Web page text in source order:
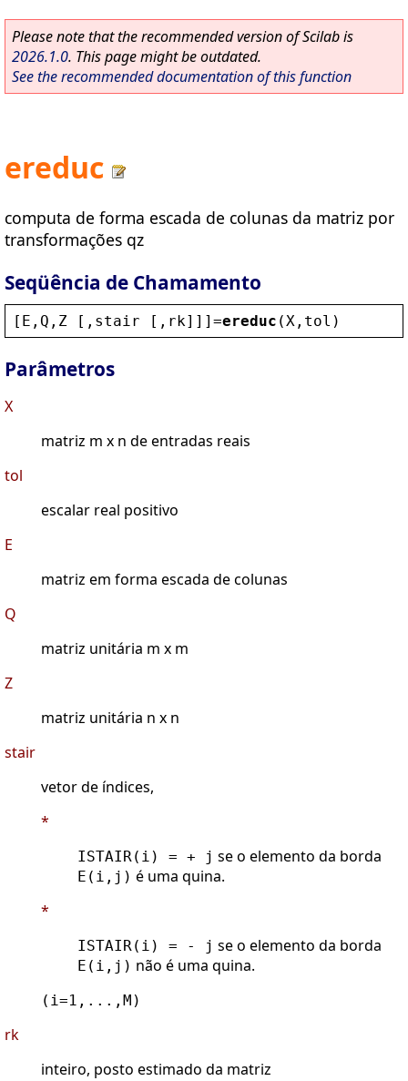
Please note that the recommended version of Scilab is
2026.1.0. This page might be outdated.
See the recommended documentation of this function
ereduc
computa de forma escada de colunas da matriz por
transformações qz
Seqüência de Chamamento
[ E , Q , Z [, stair [, rk]]]=ereduc ( X , tol )
Parâmetros
X
matriz m x n de entradas reais
tol
escalar real positivo
E
matriz em forma escada de colunas
Q
matriz unitária m x m
Z
matriz unitária n x n
stair
vetor de índices,
*
ISTAIR(i) = + j se o elemento da borda
E(i,j) é uma quina.
*
ISTAIR(i) = - j se o elemento da borda
E(i,j) não é uma quina.
(i=1,...,M)
rk
inteiro, posto estimado da matriz